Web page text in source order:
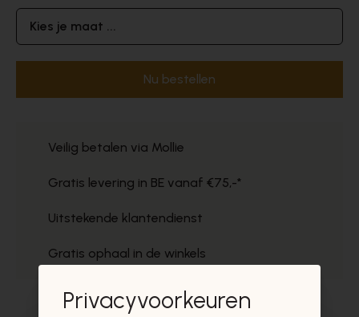
Kies je maat ...
Nu bestellen
Veilig betalen via Mollie
Gratis levering in BE vanaf €75,-*
Uitstekende klantendienst
Gratis ophaal in de winkels
Privacyvoorkeuren